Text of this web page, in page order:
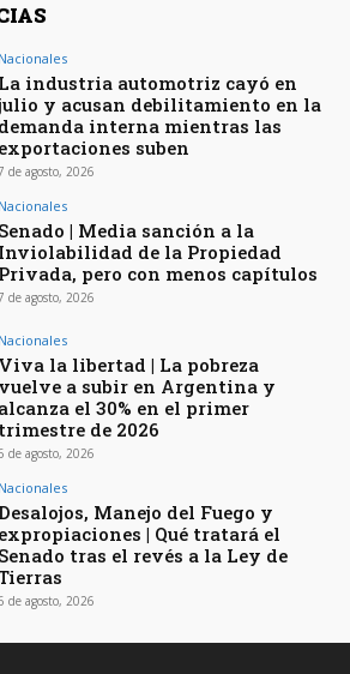
Nacionales
La industria automotriz cayó en
y acusan debilitamiento en la
demanda interna mientras las
exportaciones suben
de agosto, 2026
Nacionales
Senado | Media sanción a la
Inviolabilidad de la Propiedad
Privada, pero con menos capítulos
de agosto, 2026
Nacionales
Viva la libertad | La pobreza
vuelve a subir en Argentina y
alcanza el 30% en el primer
trimestre de 2026
de agosto, 2026
Nacionales
Desalojos, Manejo del Fuego y
expropiaciones | Qué tratará el
Senado tras el revés a la Ley de
de agosto, 2026